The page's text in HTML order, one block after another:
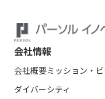
会社情報
会社概要ミッション・
ダイバーシティ